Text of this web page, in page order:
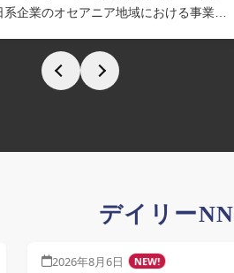
系企業のオセアニア地域における事業活
デイリー
2026年8月6日